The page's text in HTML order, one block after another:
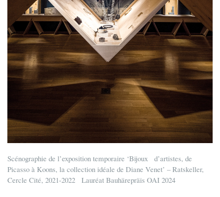
Scénographie de l’exposition temporaire ‘Bijoux d’artistes, de
Picasso à Koons, la collection idéale de Diane Venet’ – Ratskeller,
Cercle Cité, 2021-2022 Lauréat Bauhärepräis OAI 2024